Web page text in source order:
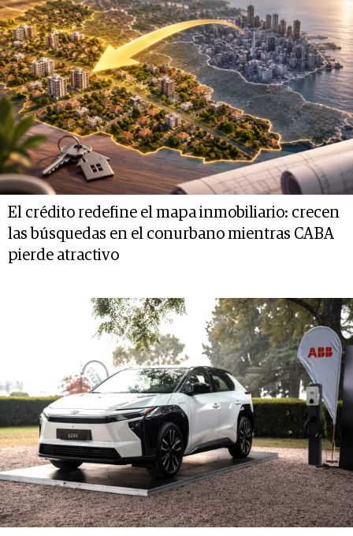
El crédito redefine el mapa inmobiliario: crecen
las búsquedas en el conurbano mientras CABA
pierde atractivo